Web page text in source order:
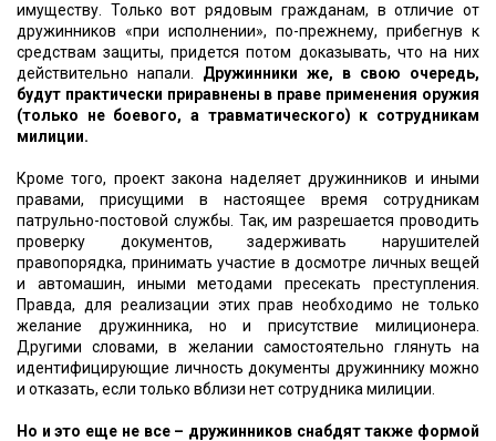
имуществу. Только вот рядовым гражданам, в отличие от
дружинников «при исполнении», по-прежнему, прибегнув к
средствам защиты, придется потом доказывать, что на них
действительно напали. Дружинники же, в свою очередь,
будут практически приравнены в праве применения оружия
(только не боевого, а травматического) к сотрудникам
милиции.
Кроме того, проект закона наделяет дружинников и иными
правами, присущими в настоящее время сотрудникам
патрульно-постовой службы. Так, им разрешается проводить
проверку документов, задерживать нарушителей
правопорядка, принимать участие в досмотре личных вещей
и автомашин, иными методами пресекать преступления.
Правда, для реализации этих прав необходимо не только
желание дружинника, но и присутствие милиционера.
Другими словами, в желании самостоятельно глянуть на
идентифицирующие личность документы дружиннику можно
и отказать, если только вблизи нет сотрудника милиции.
Но и это еще не все – дружинников снабдят также формой